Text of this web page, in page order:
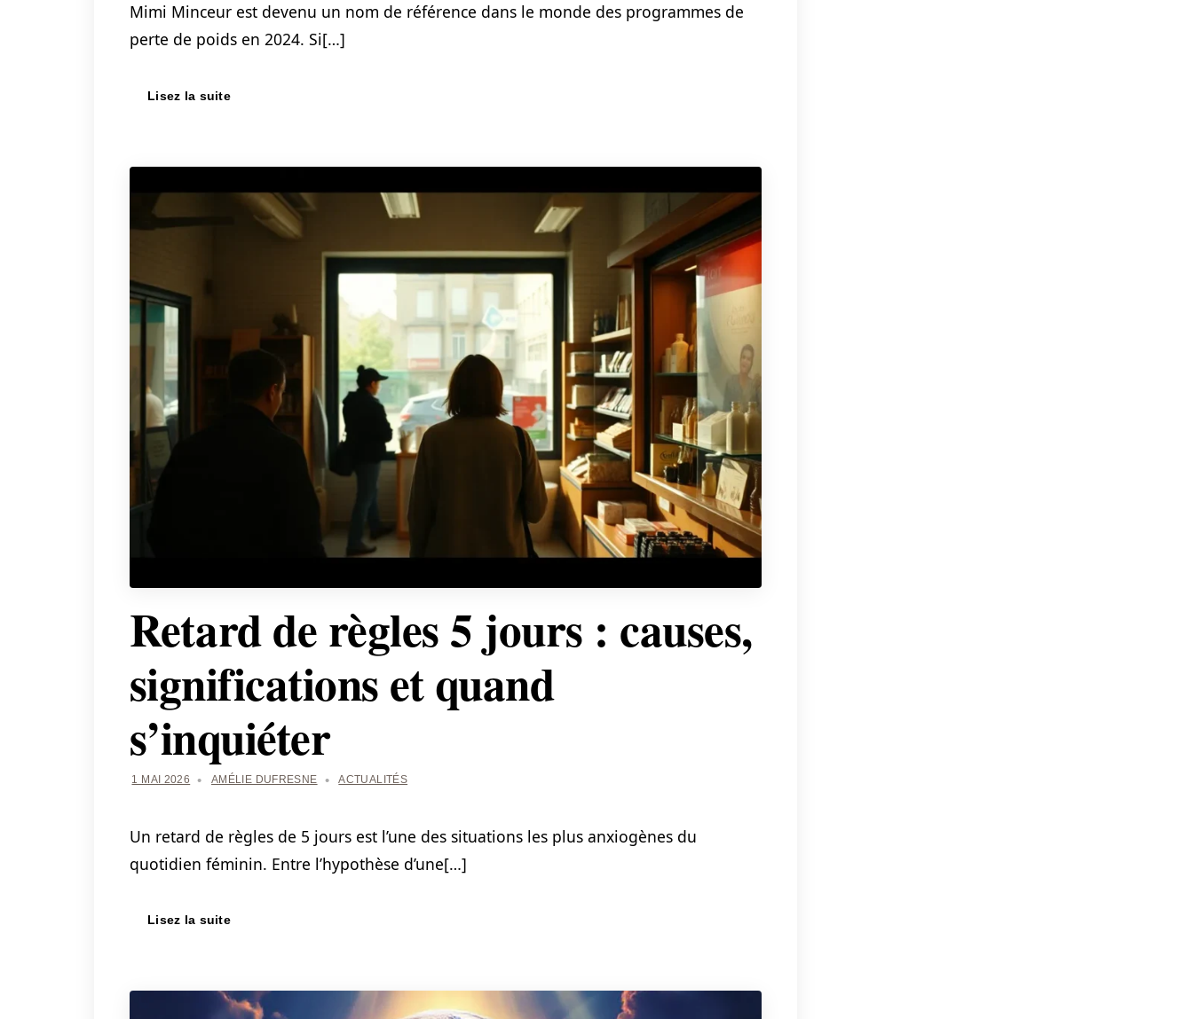
Mimi Minceur est devenu un nom de référence dans le monde des programmes de
perte de poids en 2024. Si[…]
Lisez la suite
Retard de règles 5 jours : causes,
significations et quand
s’inquiéter
1 MAI 2026 AMÉLIE DUFRESNE ACTUALITÉS
Un retard de règles de 5 jours est l’une des situations les plus anxiogènes du
quotidien féminin. Entre l’hypothèse d’une[…]
Lisez la suite